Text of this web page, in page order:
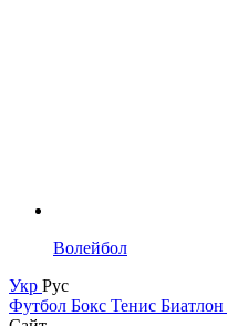
Волейбол
Укр Рус
Футбол Бокс Тенис Биатлон